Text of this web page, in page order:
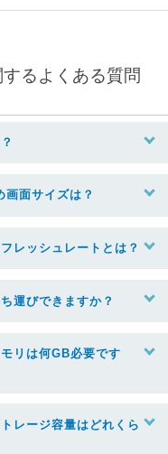
るよくある質問
面サイズは？
レッシュレートとは？
運びできますか？
リは何GB必要です
レージ容量はどれくら